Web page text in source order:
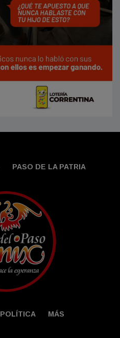
PASO DE LA PATRIA
POLÍTICA MÁS